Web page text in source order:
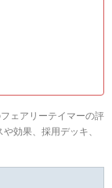
ェアリーテイマーの評
効果、採用デッキ、